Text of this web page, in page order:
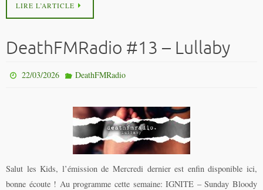
LIRE L’ARTICLE
DeathFMRadio #13 – Lullaby
22/03/2026 DeathFMRadio
Salut les Kids, l’émission de Mercredi dernier est enfin disponible ici,
bonne écoute ! Au programme cette semaine: IGNITE – Sunday Bloody